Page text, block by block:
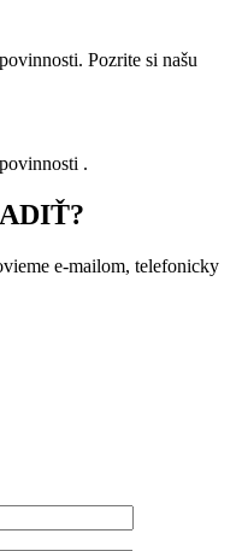
Pozrite si našu
.
e-mailom, telefonicky